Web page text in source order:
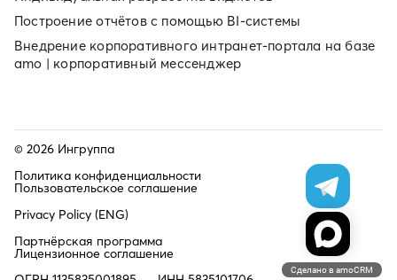
Построение отчётов с помощью BI‑системы
Внедрение корпоративного интранет‑портала на базе
amo | корпоративный мессенджер
© 2026 Ингруппа
Политика конфиденциальности
Пользовательское соглашение
Privacy Policy (ENG)
Партнёрская программа
Лицензионное соглашение
Сделано в amoCRM